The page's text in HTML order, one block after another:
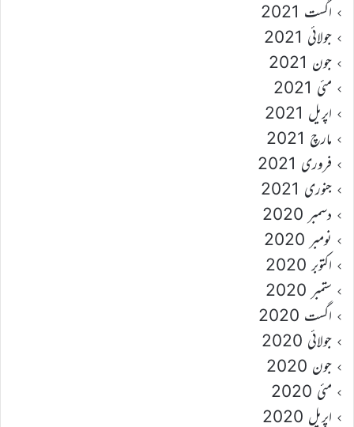
اگست 2021
جولائی 2021
جون 2021
مئی 2021
اپریل 2021
مارچ 2021
فروری 2021
جنوری 2021
دسمبر 2020
نومبر 2020
اکتوبر 2020
ستمبر 2020
اگست 2020
جولائی 2020
جون 2020
مئی 2020
اپریل 2020